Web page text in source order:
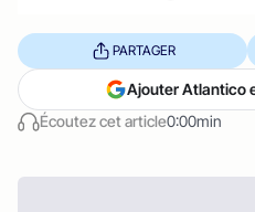
Écoutez cet article0:00min
PARTAGER
Ajouter Atlantico